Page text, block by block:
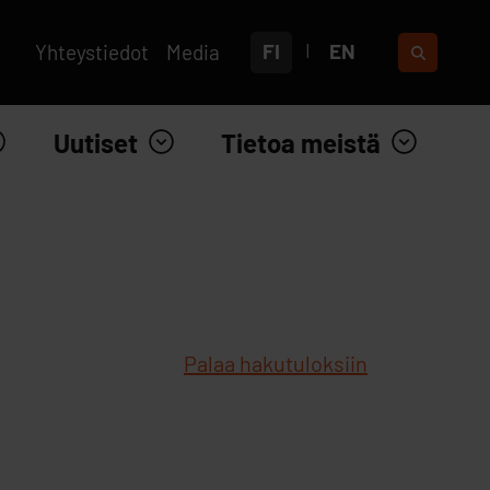
Yhteystiedot Media FI EN
Uutiset Tietoa meistä
Palaa hakutuloksiin